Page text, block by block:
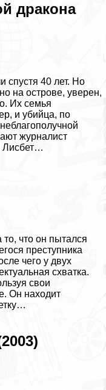
дpaкона
спустя 40 лет. Но
на острове, уверен,
Их семья
и убийца, по
журналист
Лисбет…
что он пытался
преступника
чего у двух
схватка.
свои
Он находит